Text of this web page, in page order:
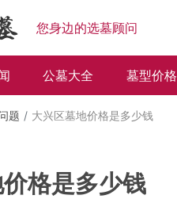
您身边的选墓顾问
公墓大全 墓型价格
题 大兴区墓地价格是多少钱
格是多少钱